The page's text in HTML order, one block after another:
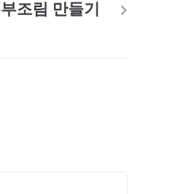
조림 만들기